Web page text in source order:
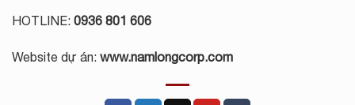
HOTLINE: 0936 801 606
Website dự án: www.namlongcorp.com